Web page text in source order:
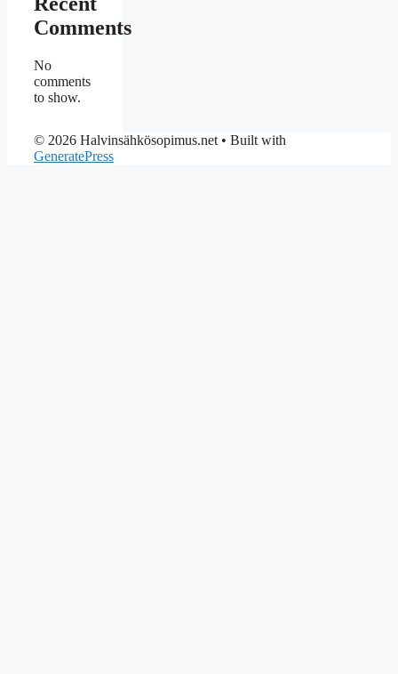
Comments
No
comments
to show.
© 2026 Halvinsähkösopimus.net • Built with
GeneratePress